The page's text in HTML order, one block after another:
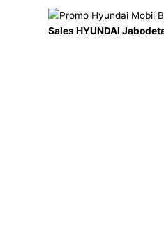
Sales HYUNDAI